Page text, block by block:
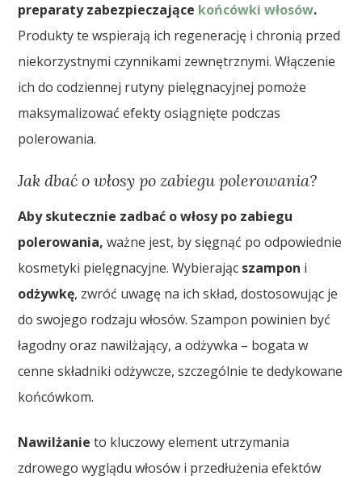
preparaty zabezpieczające końcówki włosów.
Produkty te wspierają ich regenerację i chronią przed
niekorzystnymi czynnikami zewnętrznymi. Włączenie
ich do codziennej rutyny pielęgnacyjnej pomoże
maksymalizować efekty osiągnięte podczas
polerowania.
Jak dbać o włosy po zabiegu polerowania?
Aby skutecznie zadbać o włosy po zabiegu
polerowania, ważne jest, by sięgnąć po odpowiednie
kosmetyki pielęgnacyjne. Wybierając szampon i
odżywkę, zwróć uwagę na ich skład, dostosowując je
do swojego rodzaju włosów. Szampon powinien być
łagodny oraz nawilżający, a odżywka – bogata w
cenne składniki odżywcze, szczególnie te dedykowane
końcówkom.
Nawilżanie to kluczowy element utrzymania
zdrowego wyglądu włosów i przedłużenia efektów